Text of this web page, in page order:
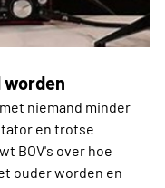
niemand minder
en trotse
BOV's over hoe
ouder worden en